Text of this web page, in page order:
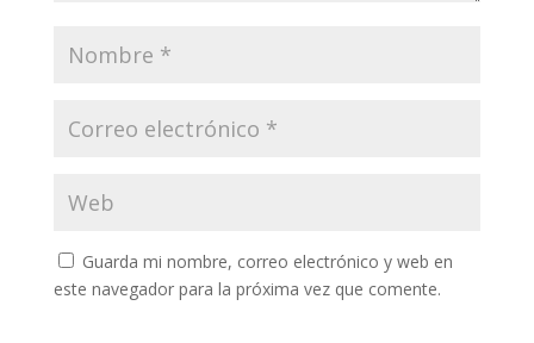
Guarda mi nombre, correo electrónico y web en
este navegador para la próxima vez que comente.